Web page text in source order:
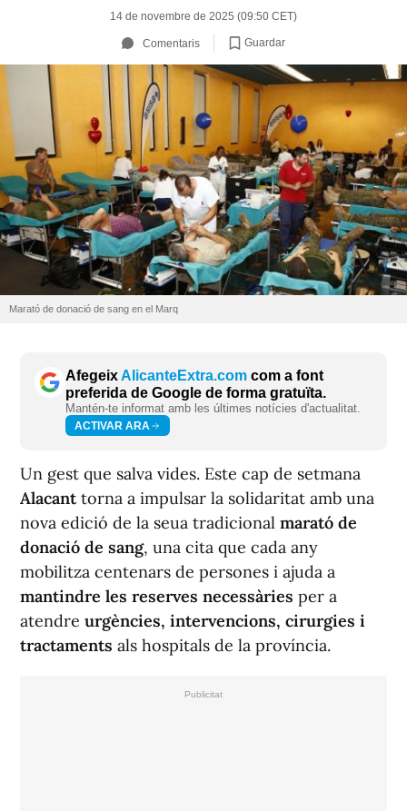
14 de novembre de 2025 (09:50 CET)
Comentaris Guardar
Marató de donació de sang en el Marq
AfegeixAlicanteExtra.com com a font
preferida de Google de forma gratuïta.
Mantén-te informat amb les últimes notícies d'actualitat.
ACTIVAR ARA
Un gest que salva vides. Este cap de setmana
Alacanttorna a impulsar la solidaritat amb una
nova edició de la seua tradicional marató de
donació de sang, una cita que cada any
mobilitza centenars de persones i ajuda a
mantindre les reserves necessàries per a
atendre urgències, intervencions, cirurgies i
tractaments als hospitals de la província.